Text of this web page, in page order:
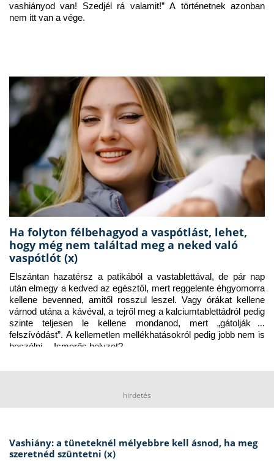
vashiányod van! Szedjél rá valamit!” A történetnek azonban
nem itt van a vége.
Ha folyton félbehagyod a vaspótlást, lehet,
hogy még nem találtad meg a neked való
vaspótlót (x)
Elszántan hazatérsz a patikából a vastablettával, de pár nap
után elmegy a kedved az egésztől, mert reggelente éhgyomorra
kellene bevenned, amitől rosszul leszel. Vagy órákat kellene
várnod utána a kávéval, a tejről meg a kalciumtablettádról pedig
szinte teljesen le kellene mondanod, mert „gátolják a
felszívódást”. A kellemetlen mellékhatásokról pedig jobb nem is
beszélni… Ismerős helyzet?
hirdetés
Vashiány: a tüneteknél mélyebbre kell ásnod, ha meg
szeretnéd szüntetni (x)